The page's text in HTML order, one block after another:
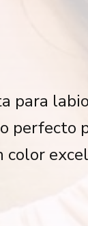
para
perfecto
color